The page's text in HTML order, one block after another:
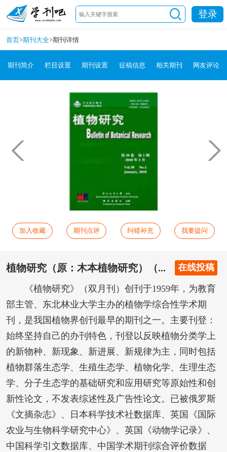
登录
首页>期刊大全>期刊详情
期刊简介 栏目设置 期刊设置 征稿信息 相关期刊 网友评论
加入收藏 期刊点评 纠错补充 我要提问
植物研究（原：木本植物研究）（... 在线投稿
《植物研究》（双月刊）创刊于1959年，为教育
部主管、东北林业大学主办的植物学综合性学术期
刊，是我国植物界创刊最早的期刊之一。主要刊登：
始终坚持自己的办刊特色，刊登以反映植物分类学上
的新物种、新现象、新进展、新规律为主，同时包括
植物群落生态学、生殖生态学、植物化学、生理生态
学、分子生态学的基础研究和应用研究等原始性和创
新性论文，不发表综述性及广告性论文。已被俄罗斯
《文摘杂志》、日本科学技术社数据库、英国《国际
农业与生物科学研究中心》、英国《动物学记录》、
中国科学引文数据库、中国学术期刊综合评价数据